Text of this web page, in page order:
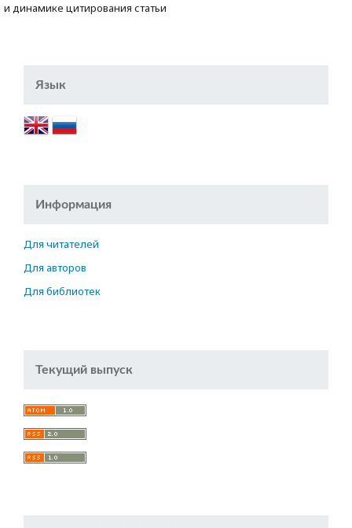
и динамике цитирования статьи
Язык
Информация
Для читателей
Для авторов
Для библиотек
Текущий выпуск